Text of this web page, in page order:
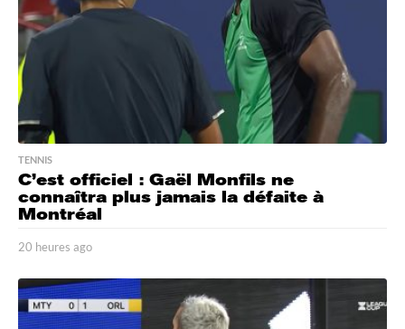
o
TENNIS
C’est officiel : Gaël Monfils ne
connaîtra plus jamais la défaite à
Montréal
20 heures ago
h
e
u